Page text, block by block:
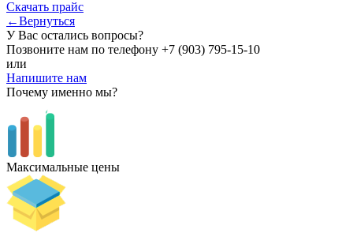
Скачать прайс
←Вернуться
У Вас остались вопросы?
Позвоните нам по телефону +7 (903) 795-15-10
или
Напишите нам
Почему именно мы?
Максимальные цены